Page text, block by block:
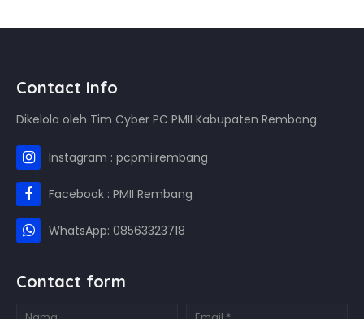
Contact Info
Dikelola oleh Tim Cyber PC PMII Kabupaten Rembang
Instagram : pcpmiirembang
Facebook : PMII Rembang
WhatsApp: 08563323718
Contact form